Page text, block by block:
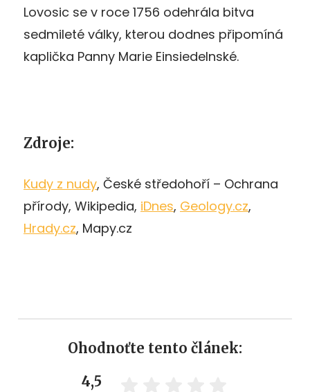
Lovosic se v roce 1756 odehrála bitva
sedmileté války, kterou dodnes připomíná
kaplička Panny Marie Einsiedelnské.
Zdroje:
Kudy z nudy, České středohoří – Ochrana
přírody, Wikipedia, iDnes, Geology.cz,
Hrady.cz, Mapy.cz
Ohodnoťte tento článek:
4,5